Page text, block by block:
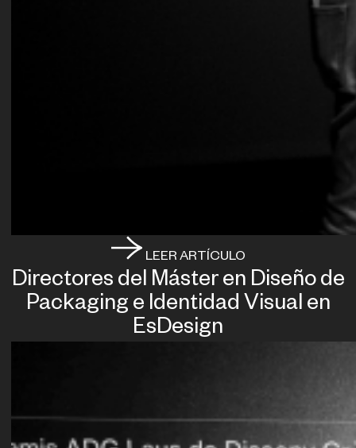
LEER ARTÍCULO
Directores del Máster en Diseño de
Packaging e Identidad Visual en
EsDesign